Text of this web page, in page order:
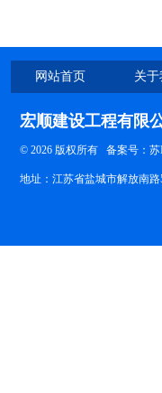
网站首页 关
宏顺建设工程有限
© 2026 版权所有 备案号：苏
地址：江苏省盐城市解放南